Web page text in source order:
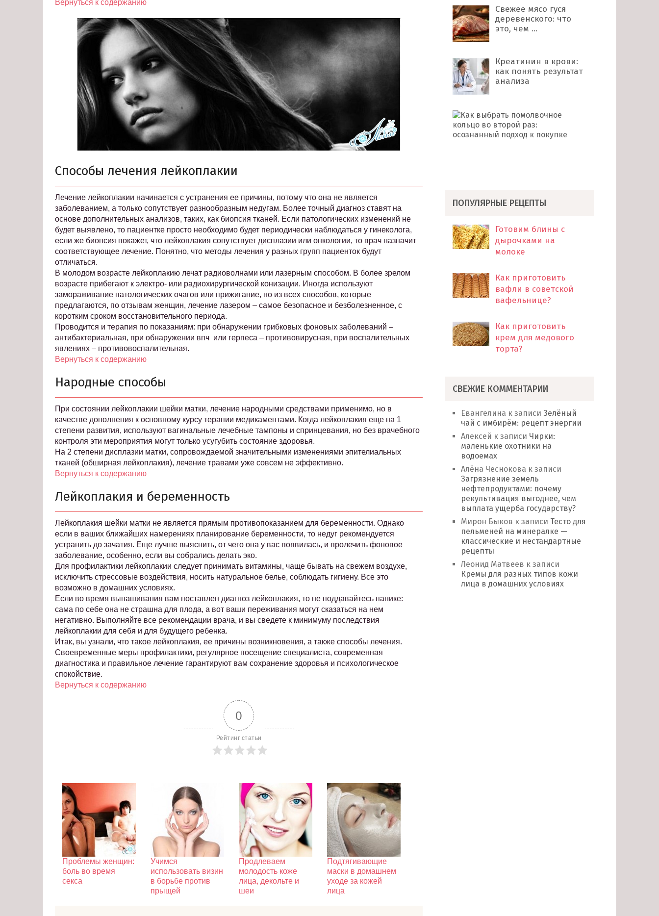
Вернуться к содержанию
Способы лечения лейкоплакии
Лечение лейкоплакии начинается с устранения ее причины, потому что она не является
заболеванием, а только сопутствует разнообразным недугам. Более точный диагноз ставят на
основе дополнительных анализов, таких, как биопсия тканей. Если патологических изменений не
будет выявлено, то пациентке просто необходимо будет периодически наблюдаться у гинеколога,
если же биопсия покажет, что лейкоплакия сопутствует дисплазии или онкологии, то врач назначит
соответствующее лечение. Понятно, что методы лечения у разных групп пациенток будут
отличаться.
В молодом возрасте лейкоплакию лечат радиоволнами или лазерным способом. В более зрелом
возрасте прибегают к электро- или радиохирургической конизации. Иногда используют
замораживание патологических очагов или прижигание, но из всех способов, которые
предлагаются, по отзывам женщин, лечение лазером – самое безопасное и безболезненное, с
коротким сроком восстановительного периода.
Проводится и терапия по показаниям: при обнаружении грибковых фоновых заболеваний –
антибактериальная, при обнаружении впч или герпеса – противовирусная, при воспалительных
явлениях – противовоспалительная.
Вернуться к содержанию
Народные способы
При состоянии лейкоплакии шейки матки, лечение народными средствами применимо, но в
качестве дополнения к основному курсу терапии медикаментами. Когда лейкоплакия еще на 1
степени развития, используют вагинальные лечебные тампоны и спринцевания, но без врачебного
контроля эти мероприятия могут только усугубить состояние здоровья.
На 2 степени дисплазии матки, сопровождаемой значительными изменениями эпителиальных
тканей (обширная лейкоплакия), лечение травами уже совсем не эффективно.
Вернуться к содержанию
Лейкоплакия и беременность
Лейкоплакия шейки матки не является прямым противопоказанием для беременности. Однако
если в ваших ближайших намерениях планирование беременности, то недуг рекомендуется
устранить до зачатия. Еще лучше выяснить, от чего она у вас появилась, и пролечить фоновое
заболевание, особенно, если вы собрались делать эко.
Для профилактики лейкоплакии следует принимать витамины, чаще бывать на свежем воздухе,
исключить стрессовые воздействия, носить натуральное белье, соблюдать гигиену. Все это
возможно в домашних условиях.
Если во время вынашивания вам поставлен диагноз лейкоплакия, то не поддавайтесь панике:
сама по себе она не страшна для плода, а вот ваши переживания могут сказаться на нем
негативно. Выполняйте все рекомендации врача, и вы сведете к минимуму последствия
лейкоплакии для себя и для будущего ребенка.
Итак, вы узнали, что такое лейкоплакия, ее причины возникновения, а также способы лечения.
Своевременные меры профилактики, регулярное посещение специалиста, современная
диагностика и правильное лечение гарантируют вам сохранение здоровья и психологическое
спокойствие.
Вернуться к содержанию
0
Рейтинг статьи
Проблемы женщин:
боль во время
секса
Учимся
использовать визин
в борьбе против
прыщей
Продлеваем
молодость коже
лица, декольте и
шеи
Подтягивающие
маски в домашнем
уходе за кожей
лица
Свежее мясо гуся
деревенского: что
это, чем …
Креатинин в крови:
как понять результат
анализа
ПОПУЛЯРНЫЕ РЕЦЕПТЫ
Готовим блины с
дырочками на
молоке
Как приготовить
вафли в советской
вафельнице?
Как приготовить
крем для медового
торта?
СВЕЖИЕ КОММЕНТАРИИ
Евангелина к записиЗелёный
чай с имбирём: рецепт энергии
Алексей к записи Чирки:
маленькие охотники на
водоемах
Алёна Чеснокова к записи
Загрязнение земель
нефтепродуктами: почему
рекультивация выгоднее, чем
выплата ущерба государству?
Мирон Быков к записи Тесто для
пельменей на минералке —
классические и нестандартные
рецепты
Леонид Матвеев к записи
Кремы для разных типов кожи
лица в домашних условиях